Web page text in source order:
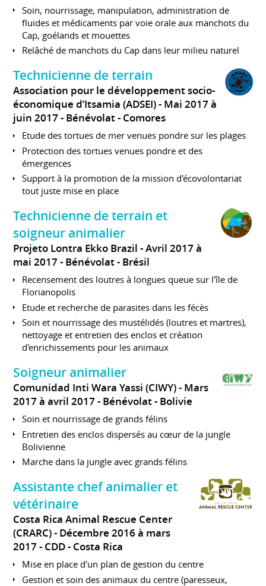
Soin, nourrissage, manipulation, administration de
fluides et médicaments par voie orale aux manchots du
Cap, goélands et mouettes
Relâché de manchots du Cap dans leur milieu naturel
Technicienne de terrain
Association pour le développement socio-
économique d’Itsamia (ADSEI)
Mai 2017 à
juin 2017 Bénévolat Comores
Etude des tortues de mer venues pondre sur les plages
Protection des tortues venues pondre et des
émergences
Support à la promotion de la mission d'écovolontariat
tout juste mise en place
Technicienne de terrain et
soigneur animalier
Projeto Lontra Ekko Brazil
Avril 2017 à
mai 2017 Bénévolat Brésil
Recensement des loutres à longues queue sur l'île de
Florianopolis
Etude et recherche de parasites dans les fécès
Soin et nourrissage des mustélidés (loutres et martres),
nettoyage et entretien des enclos et création
d'enrichissements pour les animaux
Soigneur animalier
Comunidad Inti Wara Yassi (CIWY)
Mars
2017 à avril 2017 Bénévolat Bolivie
Soin et nourrissage de grands félins
Entretien des enclos dispersés au cœur de la jungle
Bolivienne
Marche dans la jungle avec grands félins
Assistante chef animalier et
vétérinaire
Costa Rica Animal Rescue Center
(CRARC)
Décembre 2016 à mars
2017 CDD Costa Rica
Mise en place d'un plan de gestion du centre
Gestion et soin des animaux du centre (paresseux,